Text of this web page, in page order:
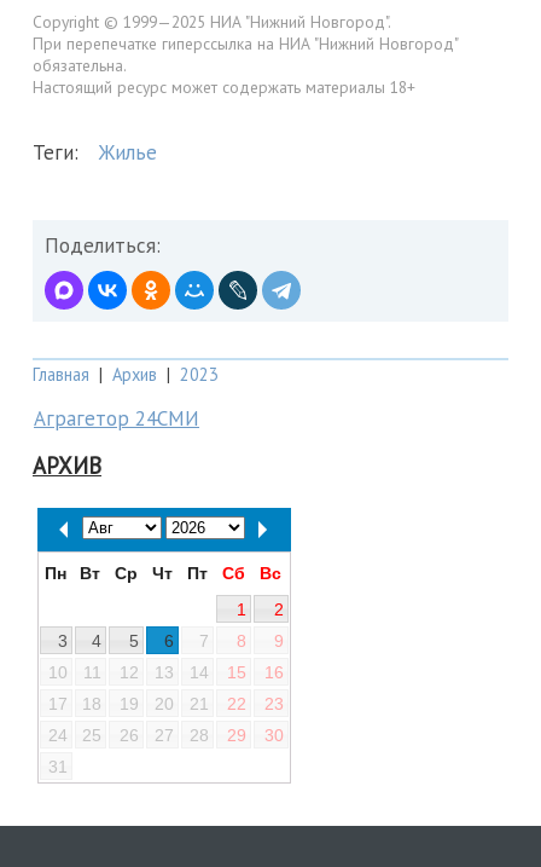
Copyright © 1999—2025 НИА "Нижний Новгород".
При перепечатке гиперссылка на НИА "Нижний Новгород"
обязательна.
Настоящий ресурс может содержать материалы 18+
Теги: Жилье
Поделиться:
Главная | Архив | 2023
Аграгетор 24СМИ
АРХИВ
Пн Вт Ср Чт Пт Сб
Вс
1
2
3
4 5 6 7 8
9
10
11 12 13 14 15
16
17
18 19 20 21 22
23
24
25 26 27 28 29
30
31